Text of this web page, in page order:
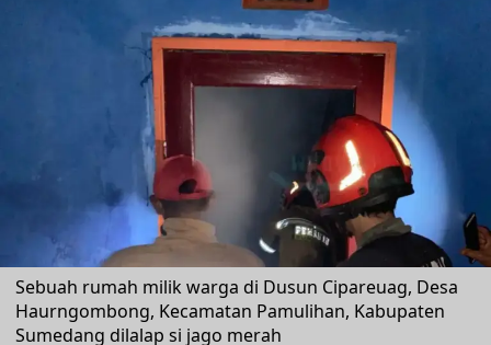
Sebuah rumah milik warga di Dusun Cipareuag, Desa
Haurngombong, Kecamatan Pamulihan, Kabupaten
Sumedang dilalap si jago merah